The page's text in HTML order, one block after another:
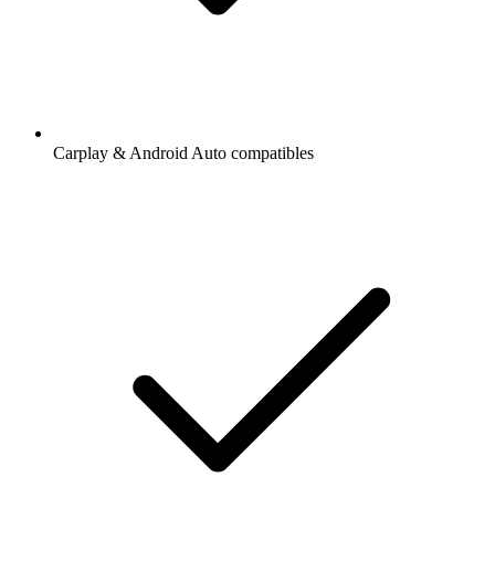
Carplay & Android Auto compatibles